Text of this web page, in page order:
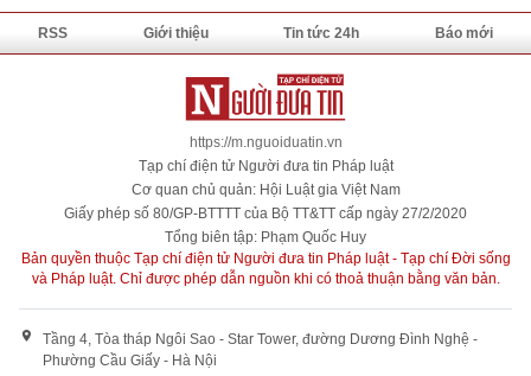
RSS Giới thiệu Tin tức 24h Báo mới
https://m.nguoiduatin.vn
Tạp chí điện tử Người đưa tin Pháp luật
Cơ quan chủ quản: Hội Luật gia Việt Nam
Giấy phép số 80/GP-BTTTT của Bộ TT&TT cấp ngày 27/2/2020
Tổng biên tập: Phạm Quốc Huy
Bản quyền thuộc Tạp chí điện tử Người đưa tin Pháp luật - Tạp chí Đời sống
và Pháp luật. Chỉ được phép dẫn nguồn khi có thoả thuận bằng văn bản.
Tầng 4, Tòa tháp Ngôi Sao - Star Tower, đường Dương Đình Nghệ -
Phường Cầu Giấy - Hà Nội